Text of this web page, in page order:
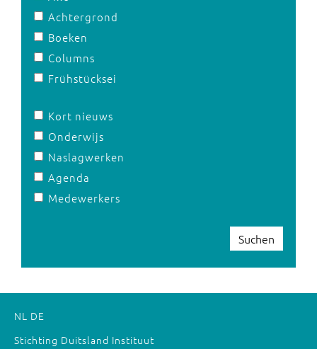
Achtergrond
Boeken
Columns
Frühstücksei
Kort nieuws
Onderwijs
Naslagwerken
Agenda
Medewerkers
Suchen
NL DE
Stichting Duitsland Instituut